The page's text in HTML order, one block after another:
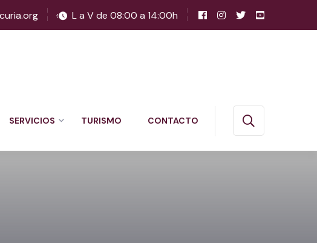
L a V de 08:00 a 14:00h
SERVICIOS TURISMO CONTACTO